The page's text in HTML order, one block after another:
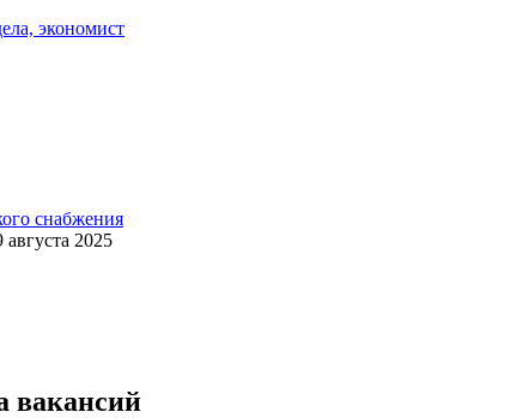
экономист
снабжения
августа 2025
вакансий